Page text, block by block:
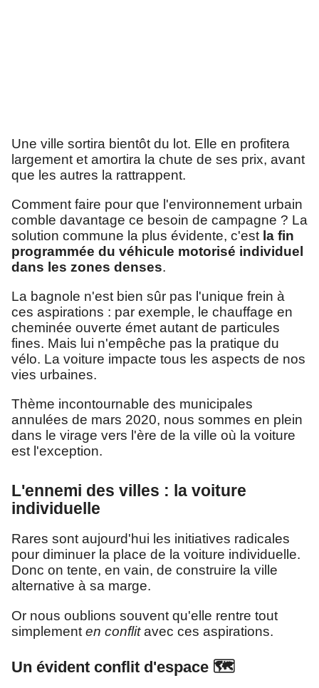
Une ville sortira bientôt du lot. Elle en profitera
largement et amortira la chute de ses prix, avant
que les autres la rattrappent.
Comment faire pour que l'environnement urbain
comble davantage ce besoin de campagne ? La
solution commune la plus évidente, c'est la fin
programmée du véhicule motorisé individuel
dans les zones denses.
La bagnole n'est bien sûr pas l'unique frein à
ces aspirations : par exemple, le chauffage en
cheminée ouverte émet autant de particules
fines. Mais lui n'empêche pas la pratique du
vélo. La voiture impacte tous les aspects de nos
vies urbaines.
Thème incontournable des municipales
annulées de mars 2020, nous sommes en plein
dans le virage vers l'ère de la ville où la voiture
est l'exception.
L'ennemi des villes : la voiture
individuelle
Rares sont aujourd'hui les initiatives radicales
pour diminuer la place de la voiture individuelle.
Donc on tente, en vain, de construire la ville
alternative à sa marge.
Or nous oublions souvent qu'elle rentre tout
simplement en conflitavec ces aspirations.
Un évident conflit d'espace 🗺